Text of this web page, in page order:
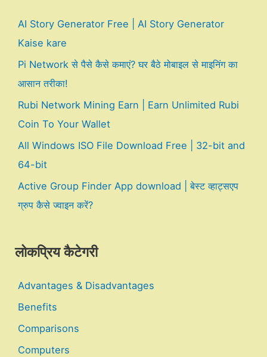
AI Story Generator Free | AI Story Generator
Kaise kare
Pi Network से पैसे कैसे कमाएं? घर बैठे मोबाइल से माइनिंग का
आसान तरीका!
Rubi Network Mining Earn | Earn Unlimited Rubi
Coin To Your Wallet
All Windows ISO File Download Free | 32-bit and
64-bit
Active Group Finder App download | बेस्ट व्हाट्सएप
ग्रुप कैसे ज्वाइन करें?
लोकप्रिय कैटेगरी
Advantages & Disadvantages
Benefits
Comparisons
Computers